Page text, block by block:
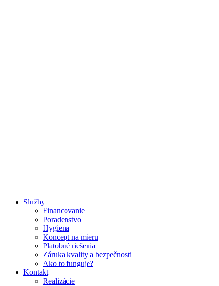
Služby
Financovanie
Poradenstvo
Hygiena
Koncept na mieru
Platobné riešenia
Záruka kvality a bezpečnosti
Ako to funguje?
Kontakt
Realizácie